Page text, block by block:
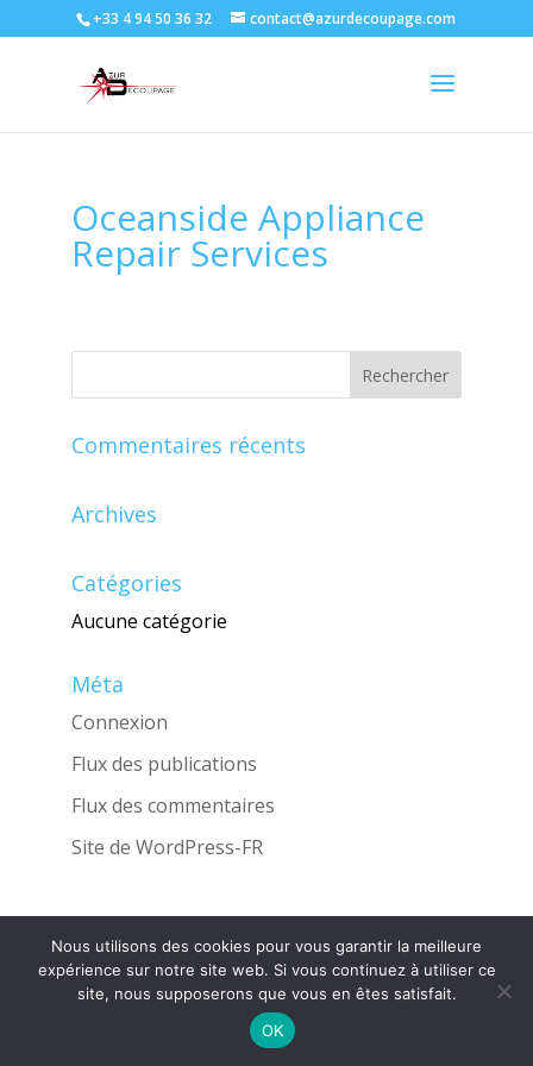
+33 4 94 50 36 32 contact@azurdecoupage.com
Oceanside Appliance
Repair Services
Commentaires récents
Archives
Catégories
Aucune catégorie
Méta
Connexion
Flux des publications
Flux des commentaires
Site de WordPress-FR
Une réalisation de l'AgenceINGLOBO
Nous utilisons des cookies pour vous garantir la meilleure
expérience sur notre site web. Si vous continuez à utiliser ce
site, nous supposerons que vous en êtes satisfait.
OK